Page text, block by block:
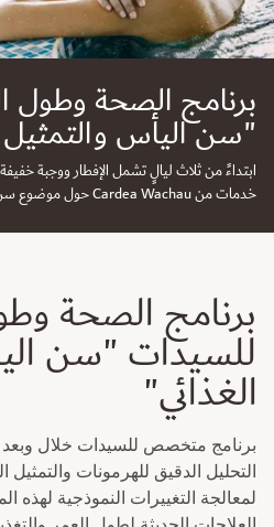
برنامج الصحة وطول
"سن اليأس والتمثيل
ابتداءً من ثلاث ليالٍ تشمل الإفطار ووجبة خفيفة
خدمات من Cardea Wachau حول موضوع سن اليأس والتمثيل الغذائي
برنامج الصحة
للسيدات "سن
الغذائي"
برنامج متخصص للسيدات خلال
التحليل الدقيق للهرمونات
لمعالجة التغييرات النموذجية لهذه